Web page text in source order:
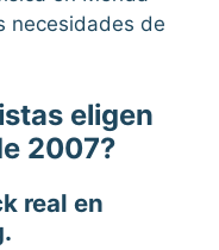
necesidades de
eligen
2007?
real en